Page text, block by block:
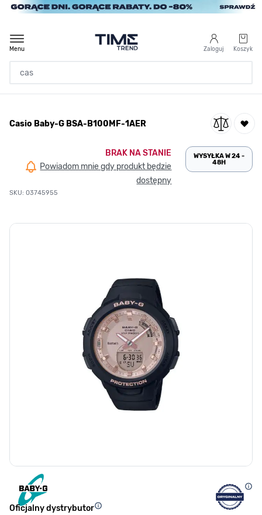
Przejdź do treści
Zaloguj Koszyk
Menu
/ Casio Baby-G BSA-B100MF-1AER
Casio Baby-G BSA-B100MF-1AER
BRAK NA STANIE
Powiadom mnie gdy produkt będzie
dostępny
SKU: 03745955
WYSYŁKA W 24 -
48H
Oficjalny dystrybutor